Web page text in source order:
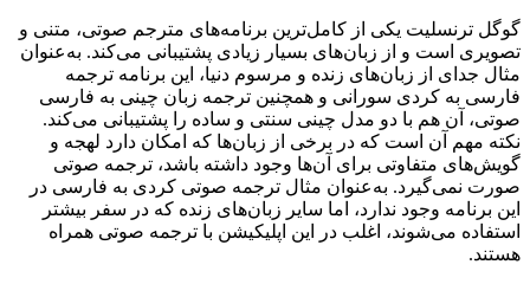
گوگل ترنسلیت یکی از کامل‌ترین برنامه‌های مترجم صوتی، متنی و
تصویری است و از زبان‌های بسیار زیادی پشتیبانی می‌کند. به‌عنوان
مثال جدای از زبان‌های زنده و مرسوم دنیا، این برنامه ترجمه
فارسی به کردی سورانی و همچنین ترجمه زبان چینی به فارسی
صوتی، آن هم با دو مدل چینی سنتی و ساده را پشتیبانی می‌کند.
نکته مهم آن است که در برخی از زبان‌ها که امکان دارد لهجه و
گویش‌های متفاوتی برای آن‌ها وجود داشته باشد، ترجمه صوتی
صورت نمی‌گیرد. به‌عنوان مثال ترجمه صوتی کردی به فارسی در
این برنامه وجود ندارد، اما سایر زبان‌های زنده که در سفر بیشتر
استفاده می‌شوند، اغلب در این اپلیکیشن با ترجمه صوتی همراه
هستند.